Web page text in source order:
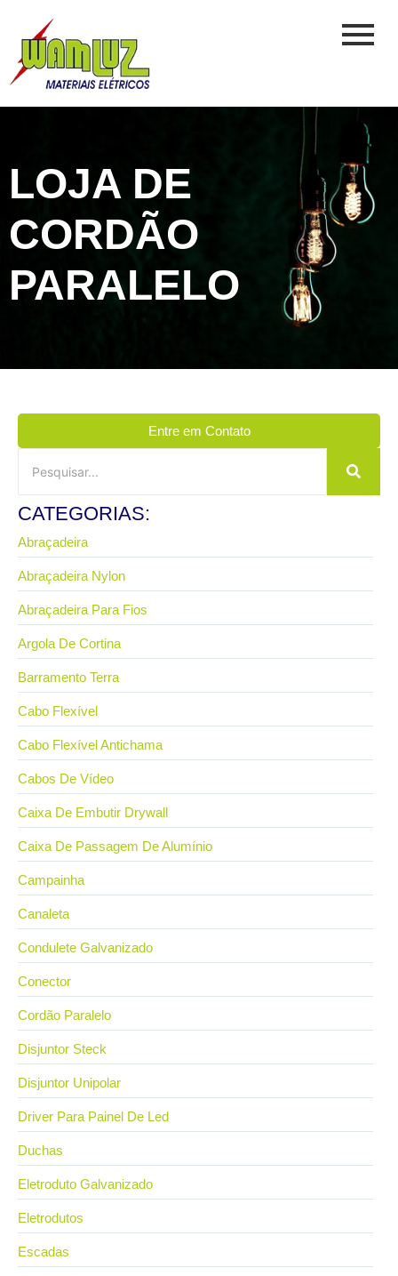
LOJA DE
CORDÃO
PARALELO
Entre em Contato
CATEGORIAS:
Abraçadeira
Abraçadeira Nylon
Abraçadeira Para Fios
Argola De Cortina
Barramento Terra
Cabo Flexível
Cabo Flexível Antichama
Cabos De Vídeo
Caixa De Embutir Drywall
Caixa De Passagem De Alumínio
Campainha
Canaleta
Condulete Galvanizado
Conector
Cordão Paralelo
Disjuntor Steck
Disjuntor Unipolar
Driver Para Painel De Led
Duchas
Eletroduto Galvanizado
Eletrodutos
Escadas